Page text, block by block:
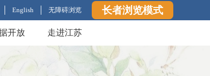
English 无障碍浏览 长者浏览模式
开放 走进江苏